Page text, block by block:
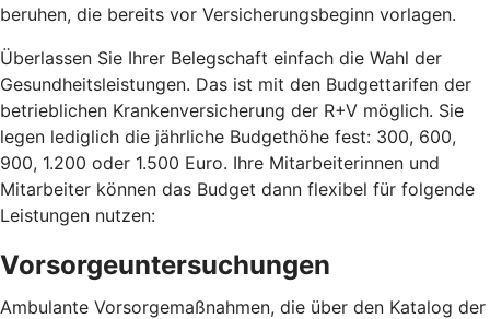
beruhen, die bereits vor Versicherungsbeginn vorlagen.
Überlassen Sie Ihrer Belegschaft einfach die Wahl der
Gesundheitsleistungen. Das ist mit den Budgettarifen der
betrieblichen Krankenversicherung der R+V möglich. Sie
legen lediglich die jährliche Budgethöhe fest: 300, 600,
900, 1.200 oder 1.500 Euro. Ihre Mitarbeiterinnen und
Mitarbeiter können das Budget dann flexibel für folgende
Leistungen nutzen:
Vorsorgeuntersuchungen
Ambulante Vorsorgemaßnahmen, die über den Katalog der